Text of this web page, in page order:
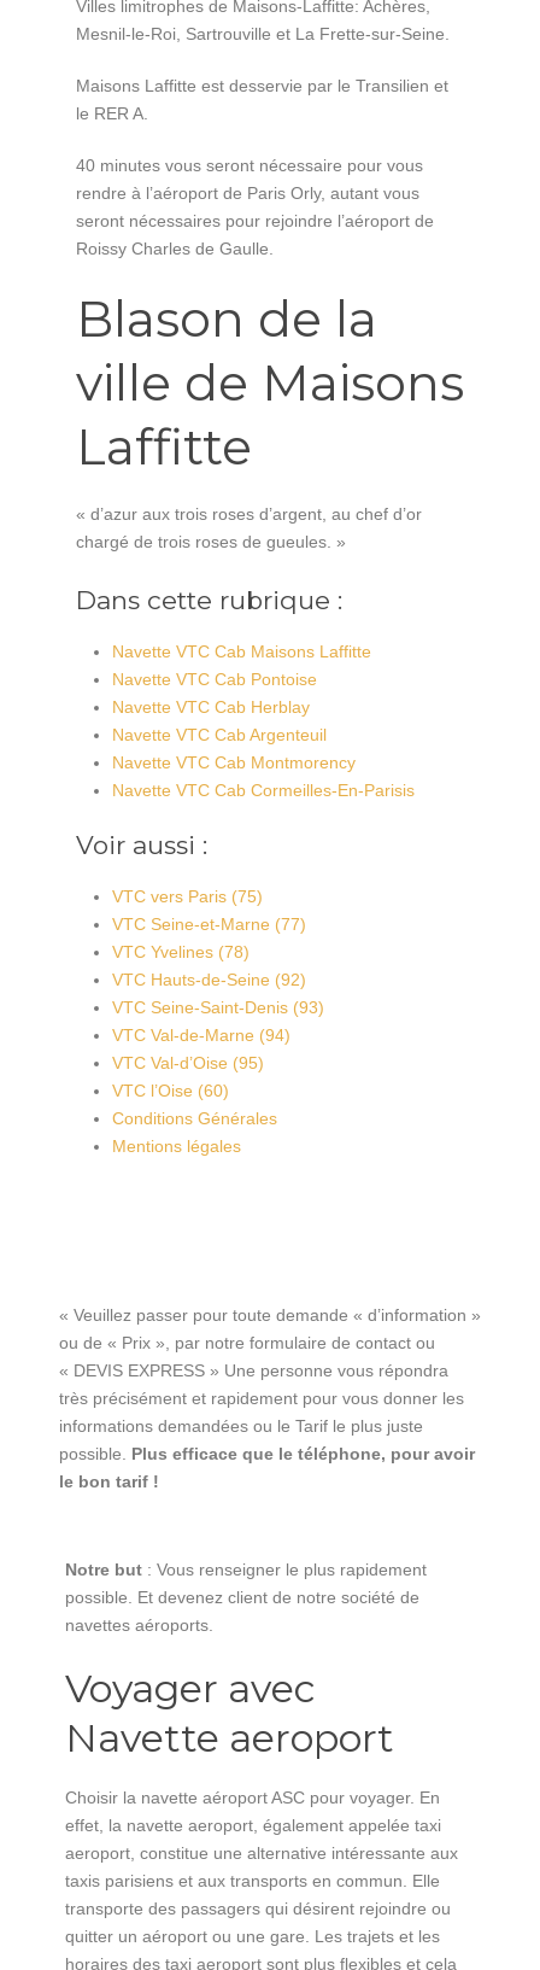
Villes limitrophes de Maisons-Laffitte: Achères,
Mesnil-le-Roi, Sartrouville et La Frette-sur-Seine.
Maisons Laffitte est desservie par le Transilien et
le RER A.
40 minutes vous seront nécessaire pour vous
rendre à l’aéroport de Paris Orly, autant vous
seront nécessaires pour rejoindre l’aéroport de
Roissy Charles de Gaulle.
Blason de la
ville de Maisons
Laffitte
« d’azur aux trois roses d’argent, au chef d’or
chargé de trois roses de gueules. »
Dans cette rubrique :
Navette VTC Cab Maisons Laffitte
Navette VTC Cab Pontoise
Navette VTC Cab Herblay
Navette VTC Cab Argenteuil
Navette VTC Cab Montmorency
Navette VTC Cab Cormeilles-En-Parisis
Voir aussi :
VTC vers Paris (75)
VTC Seine-et-Marne (77)
VTC Yvelines (78)
VTC Hauts-de-Seine (92)
VTC Seine-Saint-Denis (93)
VTC Val-de-Marne (94)
VTC Val-d’Oise (95)
VTC l’Oise (60)
Conditions Générales
Mentions légales
« Veuillez passer pour toute demande « d’information »
ou de « Prix », par notre formulaire de contact ou
« DEVIS EXPRESS » Une personne vous répondra
très précisément et rapidement pour vous donner les
informations demandées ou le Tarif le plus juste
possible. Plus efficace que le téléphone, pour avoir
le bon tarif !
Notre but : Vous renseigner le plus rapidement
possible. Et devenez client de notre société de
navettes aéroports.
Voyager avec
Navette aeroport
Choisir la navette aéroport ASC pour voyager. En
effet, la navette aeroport, également appelée taxi
aeroport, constitue une alternative intéressante aux
taxis parisiens et aux transports en commun. Elle
transporte des passagers qui désirent rejoindre ou
quitter un aéroport ou une gare. Les trajets et les
horaires des taxi aeroport sont plus flexibles et cela